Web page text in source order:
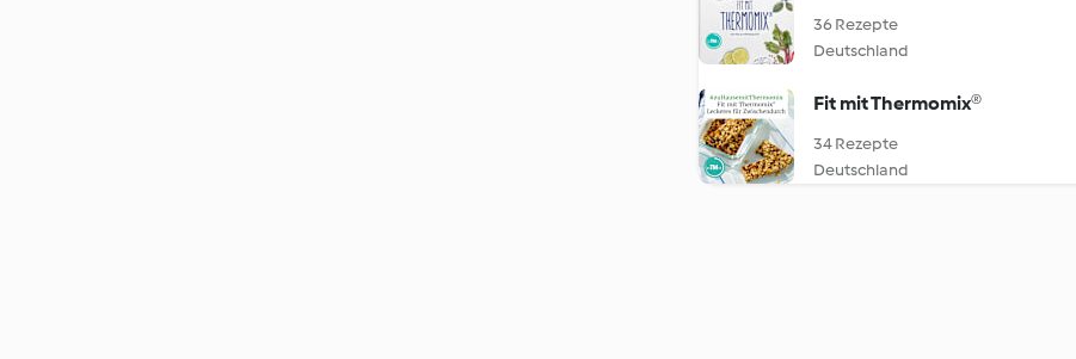
36 Rezepte
Deutschland
Fit mit Thermomix®
34 Rezepte
Deutschland